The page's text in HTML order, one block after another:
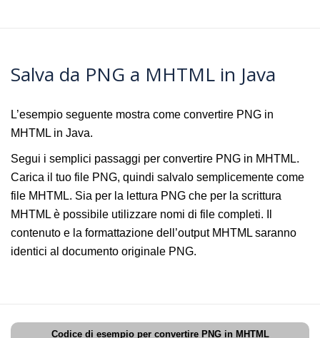
Salva da PNG a MHTML in Java
L’esempio seguente mostra come convertire PNG in
MHTML in Java.
Segui i semplici passaggi per convertire PNG in MHTML.
Carica il tuo file PNG, quindi salvalo semplicemente come
file MHTML. Sia per la lettura PNG che per la scrittura
MHTML è possibile utilizzare nomi di file completi. Il
contenuto e la formattazione dell’output MHTML saranno
identici al documento originale PNG.
Codice di esempio per convertire PNG in MHTML